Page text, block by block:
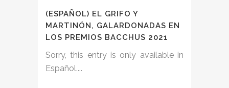
(ESPAÑOL) EL GRIFO Y
MARTINÓN, GALARDONADAS EN
LOS PREMIOS BACCHUS 2021
Sorry, this entry is only available in
Español....